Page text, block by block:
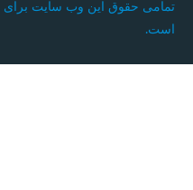
تمامی حقوق این وب سایت برای
است.